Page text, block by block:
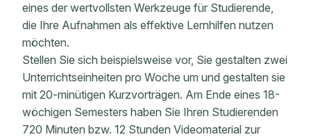
eines der wertvollsten Werkzeuge für Studierende,
die Ihre Aufnahmen als effektive Lernhilfen nutzen
möchten.
Stellen Sie sich beispielsweise vor, Sie gestalten zwei
Unterrichtseinheiten pro Woche um und gestalten sie
mit 20-minütigen Kurzvorträgen. Am Ende eines 18-
wöchigen Semesters haben Sie Ihren Studierenden
720 Minuten bzw. 12 Stunden Videomaterial zur